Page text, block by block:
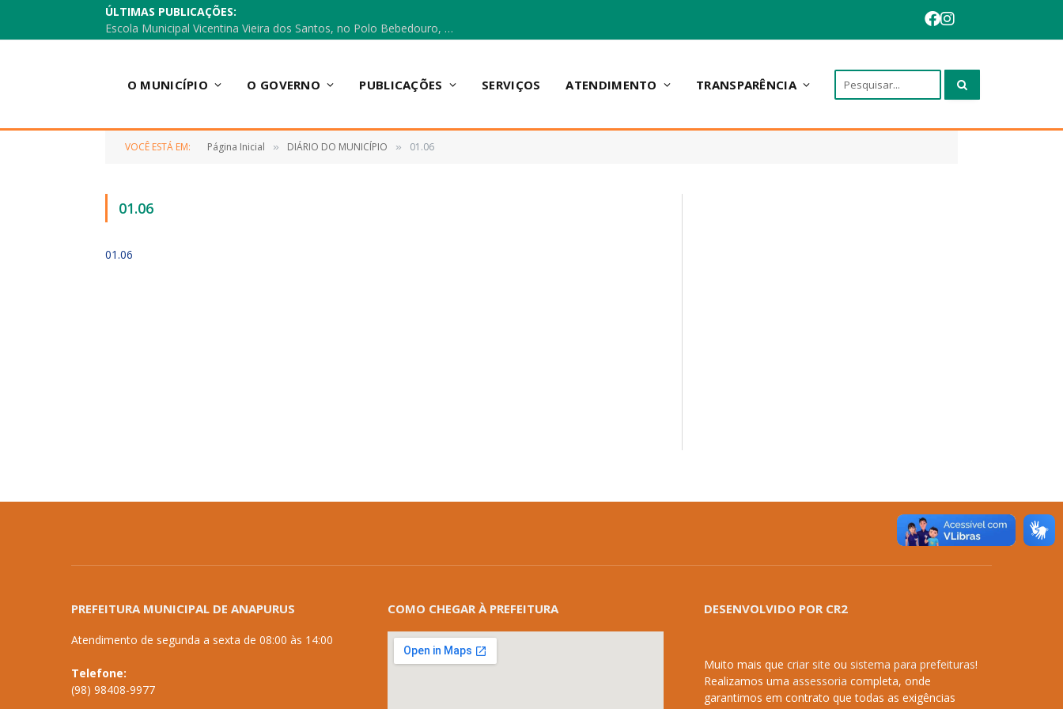
ÚLTIMAS PUBLICAÇÕES:
Escola Municipal Vicentina Vieira dos Santos, no Polo Bebedouro, recebeu materiais para a implantação do Cantinho da Leitura e da Sala Multidisciplinar.
O MUNICÍPIO O GOVERNO PUBLICAÇÕES SERVIÇOS ATENDIMENTO TRANSPARÊNCIA
VOCÊ ESTÁ EM: Página Inicial » DIÁRIO DO MUNICÍPIO » 01.06
01.06
01.06
PREFEITURA MUNICIPAL DE ANAPURUS
Atendimento de segunda a sexta de 08:00 às 14:00
Telefone:
(98) 98408-9977
COMO CHEGAR À PREFEITURA DESENVOLVIDO POR CR2
Muito mais que criar site ou sistema para prefeituras!
Realizamos uma assessoria completa, onde
garantimos em contrato que todas as exigências